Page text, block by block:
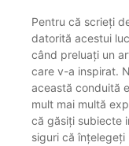
Pentru că scrieți
datorită acestui
când preluați un
care v-a inspirat.
această conduită
mult mai multă
că găsiți subiecte
siguri că înțelegeți